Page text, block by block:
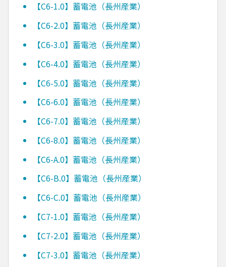
【C6-1.0】蓄電池（長州産業）
【C6-2.0】蓄電池（長州産業）
【C6-3.0】蓄電池（長州産業）
【C6-4.0】蓄電池（長州産業）
【C6-5.0】蓄電池（長州産業）
【C6-6.0】蓄電池（長州産業）
【C6-7.0】蓄電池（長州産業）
【C6-8.0】蓄電池（長州産業）
【C6-A.0】蓄電池（長州産業）
【C6-B.0】蓄電池（長州産業）
【C6-C.0】蓄電池（長州産業）
【C7-1.0】蓄電池（長州産業）
【C7-2.0】蓄電池（長州産業）
【C7-3.0】蓄電池（長州産業）